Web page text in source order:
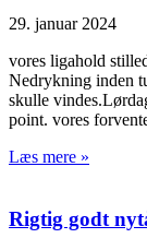
29. januar 2024
vores ligahold
Nedrykning inden
skulle
point. vores
Læs mere »
Rigtig godt